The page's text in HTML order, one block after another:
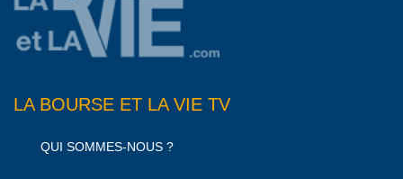
LA BOURSE ET LA VIE TV
QUI SOMMES-NOUS ?